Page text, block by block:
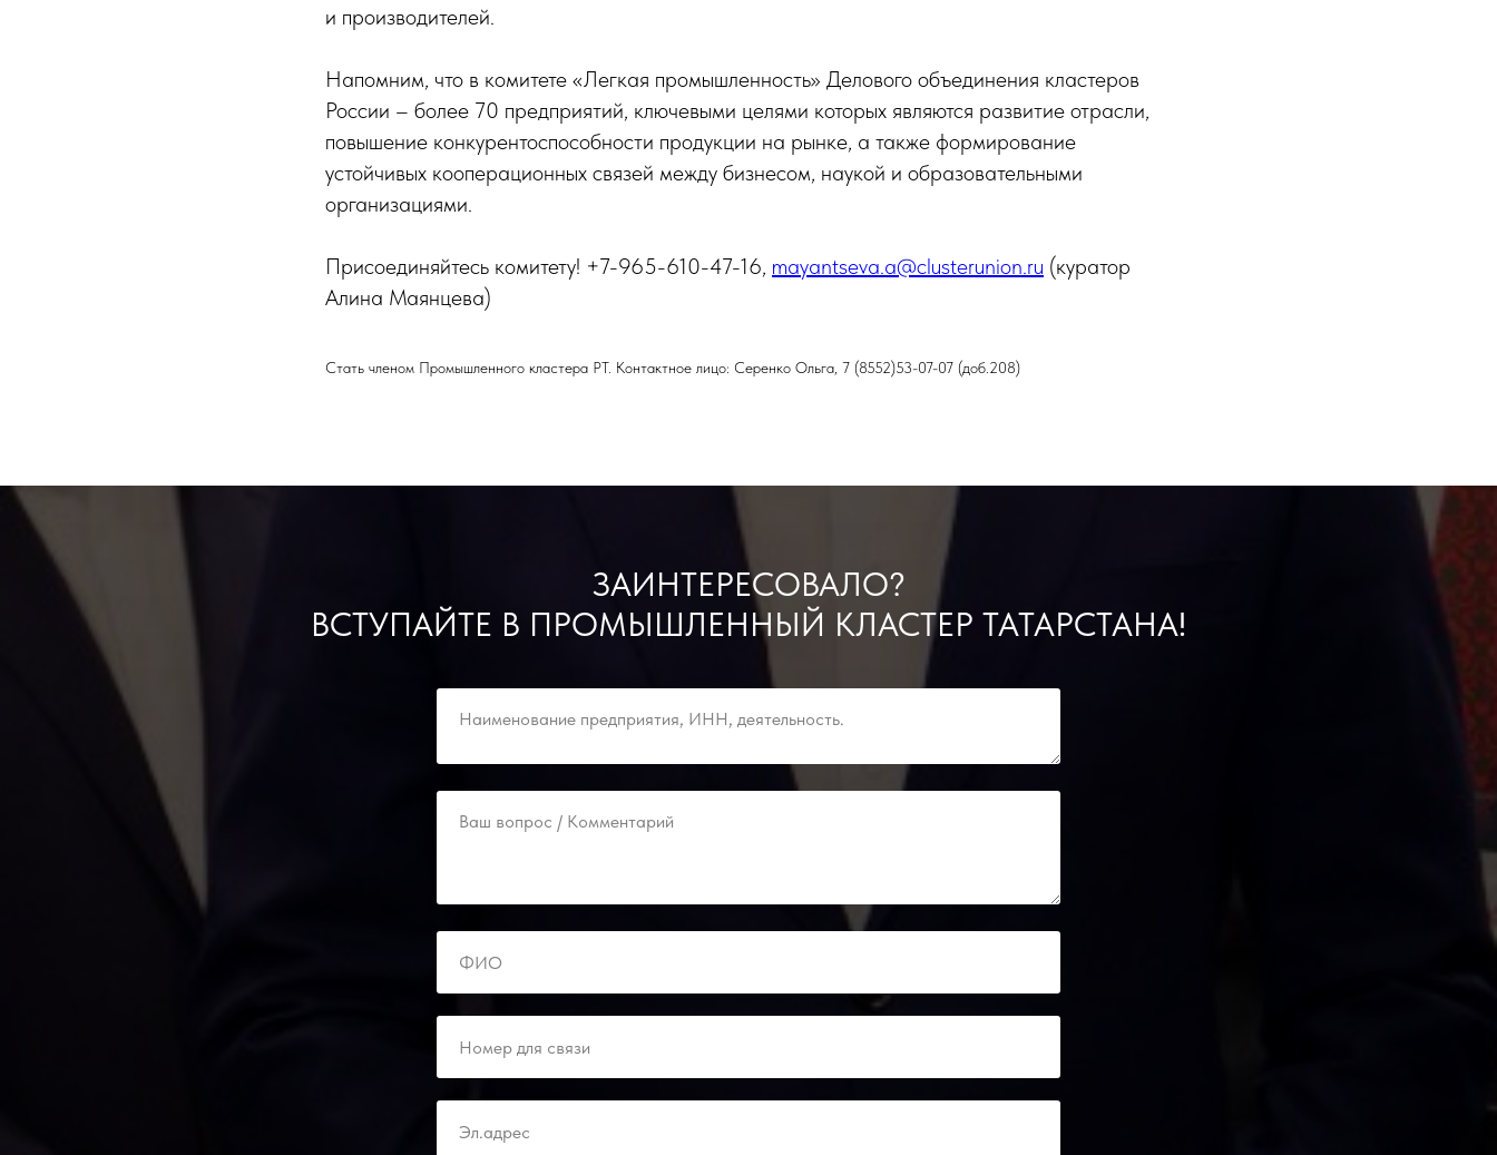
и производителей.
Напомним, что в комитете «Легкая промышленность» Делового объединения кластеров
России – более 70 предприятий, ключевыми целями которых являются развитие отрасли,
повышение конкурентоспособности продукции на рынке, а также формирование
устойчивых кооперационных связей между бизнесом, наукой и образовательными
организациями.
Присоединяйтесь комитету! +7-965-610-47-16, mayantseva.a@clusterunion.ru (куратор
Алина Маянцева)
Стать членом Промышленного кластера РТ. Контактное лицо: Серенко Ольга, 7 (8552)53-07-07 (доб.208)
ЗАИНТЕРЕСОВАЛО?
ВСТУПАЙТЕ В ПРОМЫШЛЕННЫЙ КЛАСТЕР ТАТАРСТАНА!